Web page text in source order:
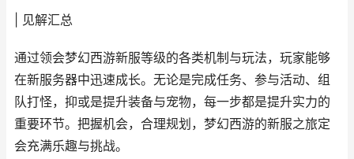
| 见解汇总
通过领会梦幻西游新服等级的各类机制与玩法，玩家能够
在新服务器中迅速成长。无论是完成任务、参与活动、组
队打怪，抑或是提升装备与宠物，每一步都是提升实力的
重要环节。把握机会，合理规划，梦幻西游的新服之旅定
会充满乐趣与挑战。